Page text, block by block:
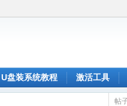
U盘装系统教程 激活工具
帖